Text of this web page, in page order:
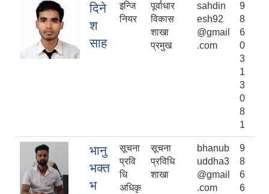
दिने
श
साह
इन्जि
नियर
पूर्वाधार
विकास
शाखा
प्रमुख
sahdin
esh92
@gmail
.com
9
8
6
0
3
1
3
0
8
1
भानु
भक्त
भ
सूचना
प्रवि
धि
अधिकृ
सूचना
प्रविधि
शाखा
bhanub
uddha3
@gmail
.com
9
8
6
6